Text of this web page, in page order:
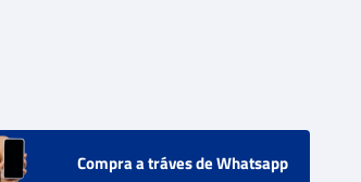
Compra a tráves de Whatsapp